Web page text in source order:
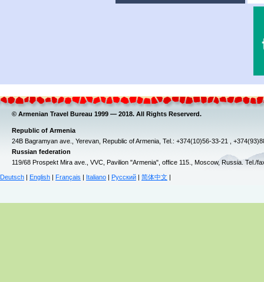
© Armenian Travel Bureau 1999 — 2018. All Rights Reserverd.
Republic of Armenia
24B Bagramyan ave., Yerevan, Republic of Armenia, Tel.: +374(10)56-33-21 ,
Russian federation
119/68 Prospekt Mira ave., VVC, Pavilion "Armenia", office 115., Moscow, Russia. Tel./
Deutsch English Français Italiano Русский 简体中文